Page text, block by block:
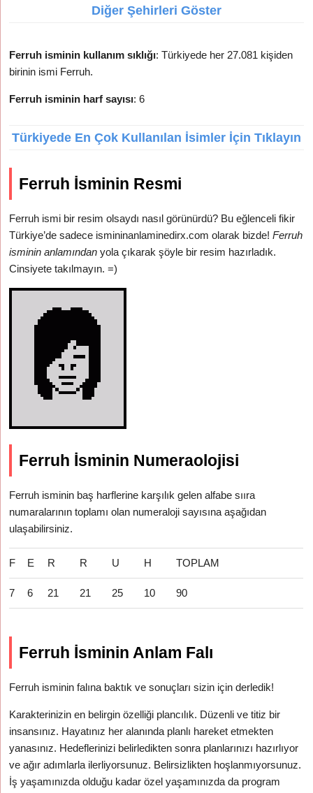
Diğer Şehirleri Göster
Ferruh isminin kullanım sıklığı: Türkiyede her 27.081 kişiden
birinin ismi Ferruh.
Ferruh isminin harf sayısı: 6
Türkiyede En Çok Kullanılan İsimler İçin Tıklayın
Ferruh İsminin Resmi
Ferruh ismi bir resim olsaydı nasıl görünürdü? Bu eğlenceli fikir
Türkiye’de sadece ismininanlaminedirx.com olarak bizde!Ferruh
isminin anlamından yola çıkarak şöyle bir resim hazırladık.
Cinsiyete takılmayın. =)
Ferruh İsminin Numeraolojisi
Ferruh isminin baş harflerine karşılık gelen alfabe sııra
numaralarının toplamı olan numeraloji sayısına aşağıdan
ulaşabilirsiniz.
F E R R U H TOPLAM
7 6 21 21 25 10 90
Ferruh İsminin Anlam Falı
Ferruh isminin falına baktık ve sonuçları sizin için derledik!
Karakterinizin en belirgin özelliği plancılık. Düzenli ve titiz bir
insansınız. Hayatınız her alanında planlı hareket etmekten
yanasınız. Hedeflerinizi belirledikten sonra planlarınızı hazırlıyor
ve ağır adımlarla ilerliyorsunuz. Belirsizlikten hoşlanmıyorsunuz.
İş yaşamınızda olduğu kadar özel yaşamınızda da program